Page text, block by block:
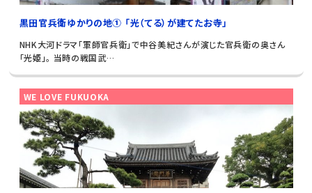
黒田官兵衛ゆかりの地① 「光（てる）が建てたお寺」
NHK大河ドラマ「軍師官兵衛」で中谷美紀さんが演じた官兵衛の奥さん
「光姫」。 当時の戦国武…
WE LOVE FUKUOKA